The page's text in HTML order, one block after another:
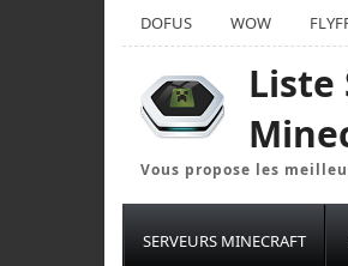
DOFUS WOW
Liste
Vous propose les
SERVEURS MINECRAFT